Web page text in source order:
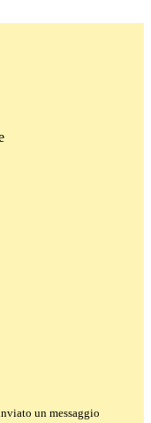
un messaggio